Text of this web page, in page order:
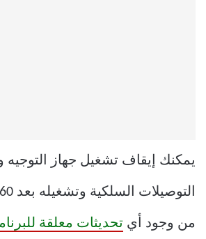
يمكنك إيقاف تشغيل جهاز التوجيه
من وجود أي تحديثات معلقة